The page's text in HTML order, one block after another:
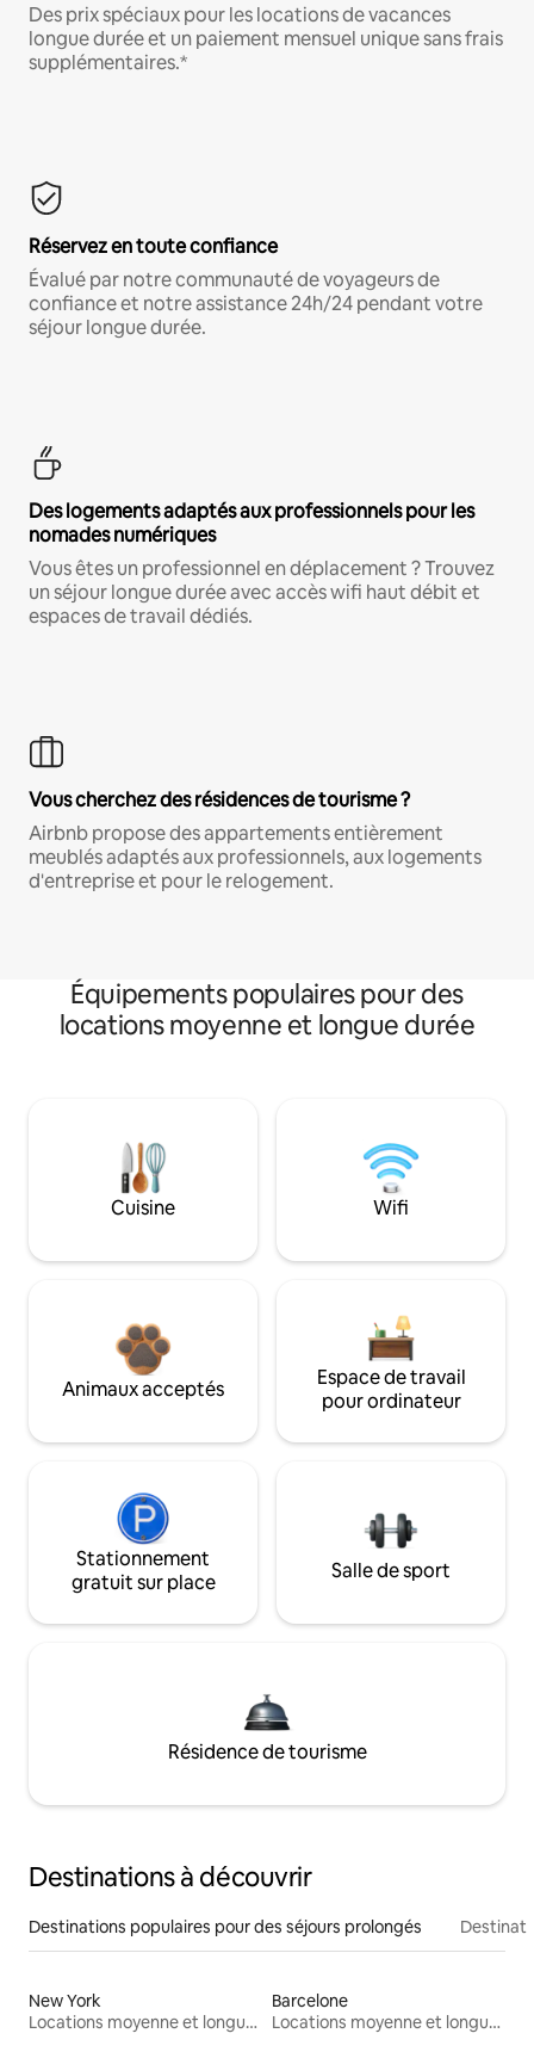
Des prix spéciaux pour les locations de vacances
longue durée et un paiement mensuel unique sans frais
supplémentaires.*
Réservez en toute confiance
Évalué par notre communauté de voyageurs de
confiance et notre assistance 24h/24 pendant votre
séjour longue durée.
Des logements adaptés aux professionnels pour les
nomades numériques
Vous êtes un professionnel en déplacement ? Trouvez
un séjour longue durée avec accès wifi haut débit et
espaces de travail dédiés.
Vous cherchez des résidences de tourisme ?
Airbnb propose des appartements entièrement
meublés adaptés aux professionnels, aux logements
d'entreprise et pour le relogement.
Équipements populaires pour des
locations moyenne et longue durée
Cuisine Wifi
Animaux acceptés
Espace de travail
pour ordinateur
Stationnement
gratuit sur place
Salle de sport
Résidence de tourisme
Destinations à découvrir
Destinations populaires pour des séjours prolongés
New York
Locations moyenne et longue durée
Barcelone
Locations moyenne et longue durée